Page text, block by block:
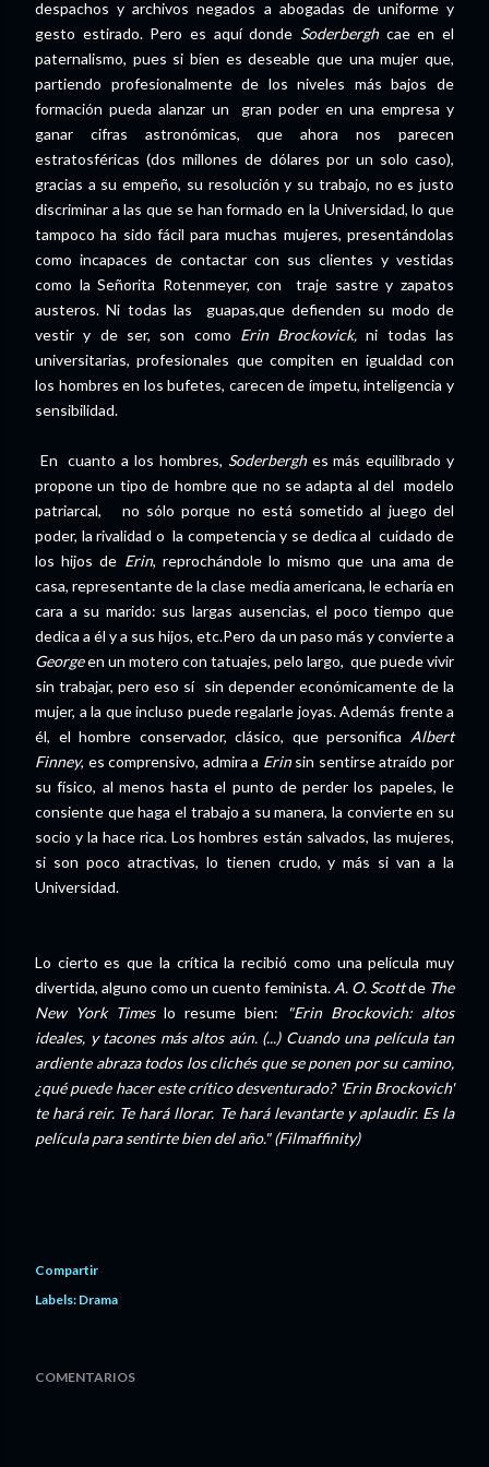
despachos y archivos negados a abogadas de uniforme y
gesto estirado. Pero es aquí donde Soderberghcae en el
paternalismo, pues si bien es deseable que una mujer que,
partiendo profesionalmente de los niveles más bajos de
formación pueda alanzar un gran poder en una empresa y
ganar cifras astronómicas, que ahora nos parecen
estratosféricas (dos millones de dólares por un solo caso),
gracias a su empeño, su resolución y su trabajo, no es justo
discriminar a las que se han formado en la Universidad, lo que
tampoco ha sido fácil para muchas mujeres, presentándolas
como incapaces de contactar con sus clientes y vestidas
como la Señorita Rotenmeyer, con traje sastre y zapatos
austeros. Ni todas las guapas,que defienden su modo de
vestir y de ser, son como Erin Brockovick, ni todas las
universitarias, profesionales que compiten en igualdad con
los hombres en los bufetes, carecen de ímpetu, inteligencia y
sensibilidad.
En cuanto a los hombres, Soderberghes más equilibrado y
propone un tipo de hombre que no se adapta al del modelo
patriarcal, no sólo porque no está sometido al juego del
poder, la rivalidad o la competencia y se dedica al cuidado de
los hijos de Erin, reprochándole lo mismo que una ama de
casa, representante de la clase media americana, le echaría en
cara a su marido: sus largas ausencias, el poco tiempo que
dedica a él y a sus hijos, etc.Pero da un paso más y convierte a
Georgeen un motero con tatuajes, pelo largo, que puede vivir
sin trabajar, pero eso sí sin depender económicamente de la
mujer, a la que incluso puede regalarle joyas. Además frente a
él, el hombre conservador, clásico, que personifica Albert
Finney, es comprensivo, admira a Erinsin sentirse atraído por
su físico, al menos hasta el punto de perder los papeles, le
consiente que haga el trabajo a su manera, la convierte en su
socio y la hace rica. Los hombres están salvados, las mujeres,
si son poco atractivas, lo tienen crudo, y más si van a la
Universidad.
Lo cierto es que la crítica la recibió como una película muy
divertida, alguno como un cuento feminista. A. O. Scottde The
New York Timeslo resume bien:
"Erin Brockovich: altos
ideales, y tacones más altos aún. (...) Cuando una película tan
ardiente abraza todos los clichés que se ponen por su camino,
¿qué puede hacer este crítico desventurado? 'Erin Brockovich'
te hará reir. Te hará llorar. Te hará levantarte y aplaudir. Es la
película para sentirte bien del año." (Filmaffinity)
Compartir
Labels: Drama
COMENTARIOS